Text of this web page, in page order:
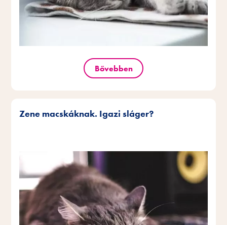
Bővebben
Zene macskáknak. Igazi sláger?